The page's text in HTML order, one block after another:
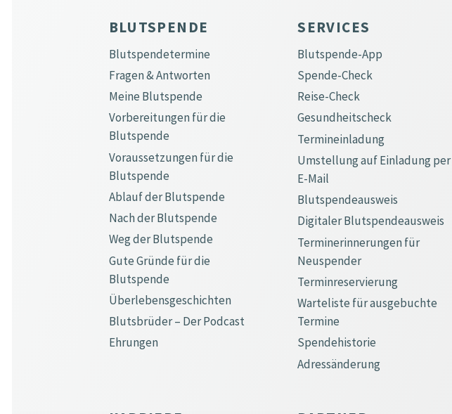
BLUTSPENDE
Blutspendetermine
Fragen & Antworten
Meine Blutspende
Vorbereitungen für die
Blutspende
Voraussetzungen für die
Blutspende
Ablauf der Blutspende
Nach der Blutspende
Weg der Blutspende
Gute Gründe für die
Blutspende
Überlebensgeschichten
Blutsbrüder – Der Podcast
Ehrungen
SERVICES
Blutspende-App
Spende-Check
Reise-Check
Gesundheitscheck
Termineinladung
Umstellung auf Einladung per
E-Mail
Blutspendeausweis
Digitaler Blutspendeausweis
Terminerinnerungen für
Neuspender
Terminreservierung
Warteliste für ausgebuchte
Termine
Spendehistorie
Adressänderung